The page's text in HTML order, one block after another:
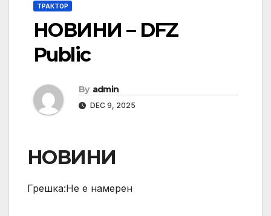
ТРАКТОР
НОВИНИ – DFZ
Public
By admin
DEC 9, 2025
НОВИНИ
Грешка:Не е намерен